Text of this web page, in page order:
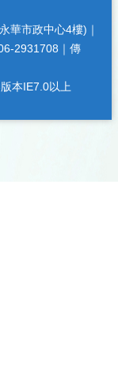
華市政中心4樓)｜
2931708｜傳
本IE7.0以上